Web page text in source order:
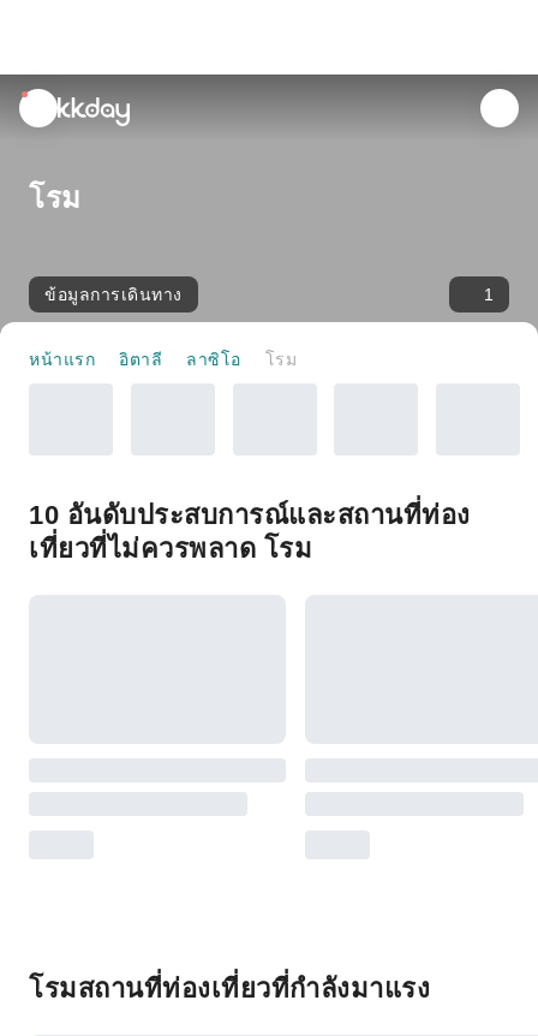
unread
notifications
โรม
ข้อมูลการเดินทาง 1
หน้าแรก อิตาลี ลาซิโอ โรม
10 อันดับประสบการณ์และสถานที่ท่อง
เที่ยวที่ไม่ควรพลาด โรม
โรมสถานที่ท่องเที่ยวที่กำลังมาแรง